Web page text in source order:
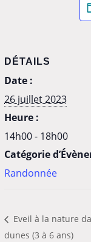
DÉTAILS
Date :
26 juillet 2023
Heure :
14h00 - 18h00
Catégorie
Randonnée
Eveil à la nature
dunes (3 à 6 ans)